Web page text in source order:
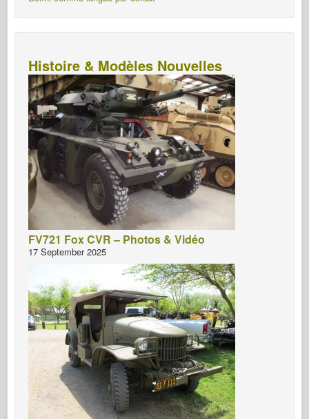
Histoire & Modèles Nouvelles
FV721 Fox CVR – Photos & Vidéo
17 September 2025